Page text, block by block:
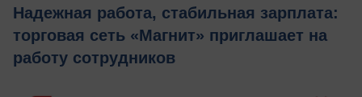
Надежная работа, стабильная зарплата:
торговая сеть «Магнит» приглашает на
работу сотрудников